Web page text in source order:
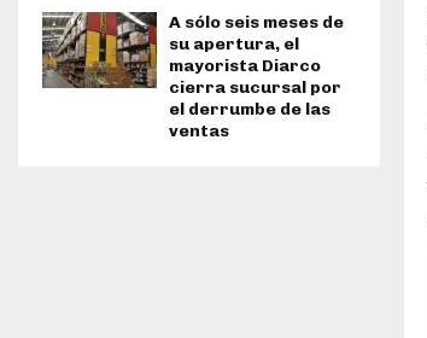
A sólo seis meses de
su apertura, el
mayorista Diarco
cierra sucursal por
el derrumbe de las
ventas